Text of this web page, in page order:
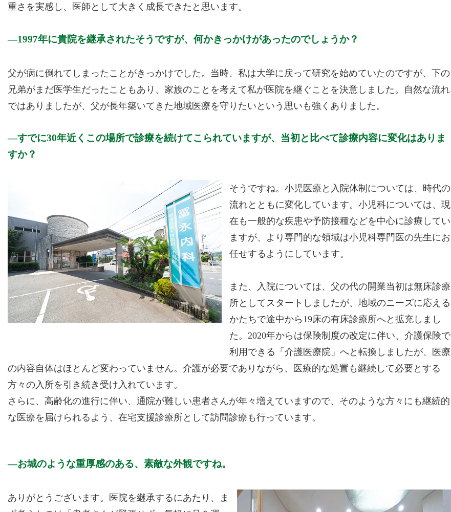
重さを実感し、医師として大きく成長できたと思います。
1997年に貴院を継承されたそうですが、何かきっかけがあったのでしょうか？
父が病に倒れてしまったことがきっかけでした。当時、私は大学に戻って研究を始めていたのですが、下の
兄弟がまだ医学生だったこともあり、家族のことを考えて私が医院を継ぐことを決意しました。自然な流れ
ではありましたが、父が長年築いてきた地域医療を守りたいという思いも強くありました。
すでに30年近くこの場所で診療を続けてこられていますが、当初と比べて診療内容に変化はありま
すか？
そうですね。小児医療と入院体制については、時代の
流れとともに変化しています。小児科については、現
在も一般的な疾患や予防接種などを中心に診療してい
ますが、より専門的な領域は小児科専門医の先生にお
任せするようにしています。
また、入院については、父の代の開業当初は無床診療
所としてスタートしましたが、地域のニーズに応える
かたちで途中から19床の有床診療所へと拡充しまし
た。2020年からは保険制度の改定に伴い、介護保険で
利用できる「介護医療院」へと転換しましたが、医療
の内容自体はほとんど変わっていません。介護が必要でありながら、医療的な処置も継続して必要とする
方々の入所を引き続き受け入れています。
さらに、高齢化の進行に伴い、通院が難しい患者さんが年々増えていますので、そのような方々にも継続的
な医療を届けられるよう、在宅支援診療所として訪問診療も行っています。
お城のような重厚感のある、素敵な外観ですね。
ありがとうございます。医院を継承するにあたり、ま